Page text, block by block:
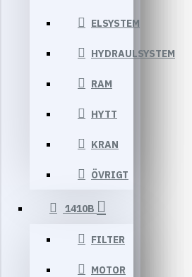
ELSYSTEM
HYDRAULSYSTEM
RAM
HYTT
KRAN
ÖVRIGT
1410B
FILTER
MOTOR